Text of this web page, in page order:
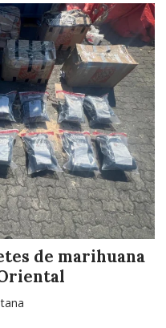
de marihuana